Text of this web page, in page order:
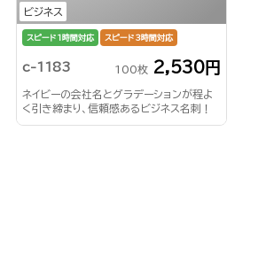
ビジネス
スピード1時間対応 スピード3時間対応
c-1183 100枚 2,530円
ネイビーの会社名とグラデーションが程よ
く引き締まり、信頼感あるビジネス名刺！